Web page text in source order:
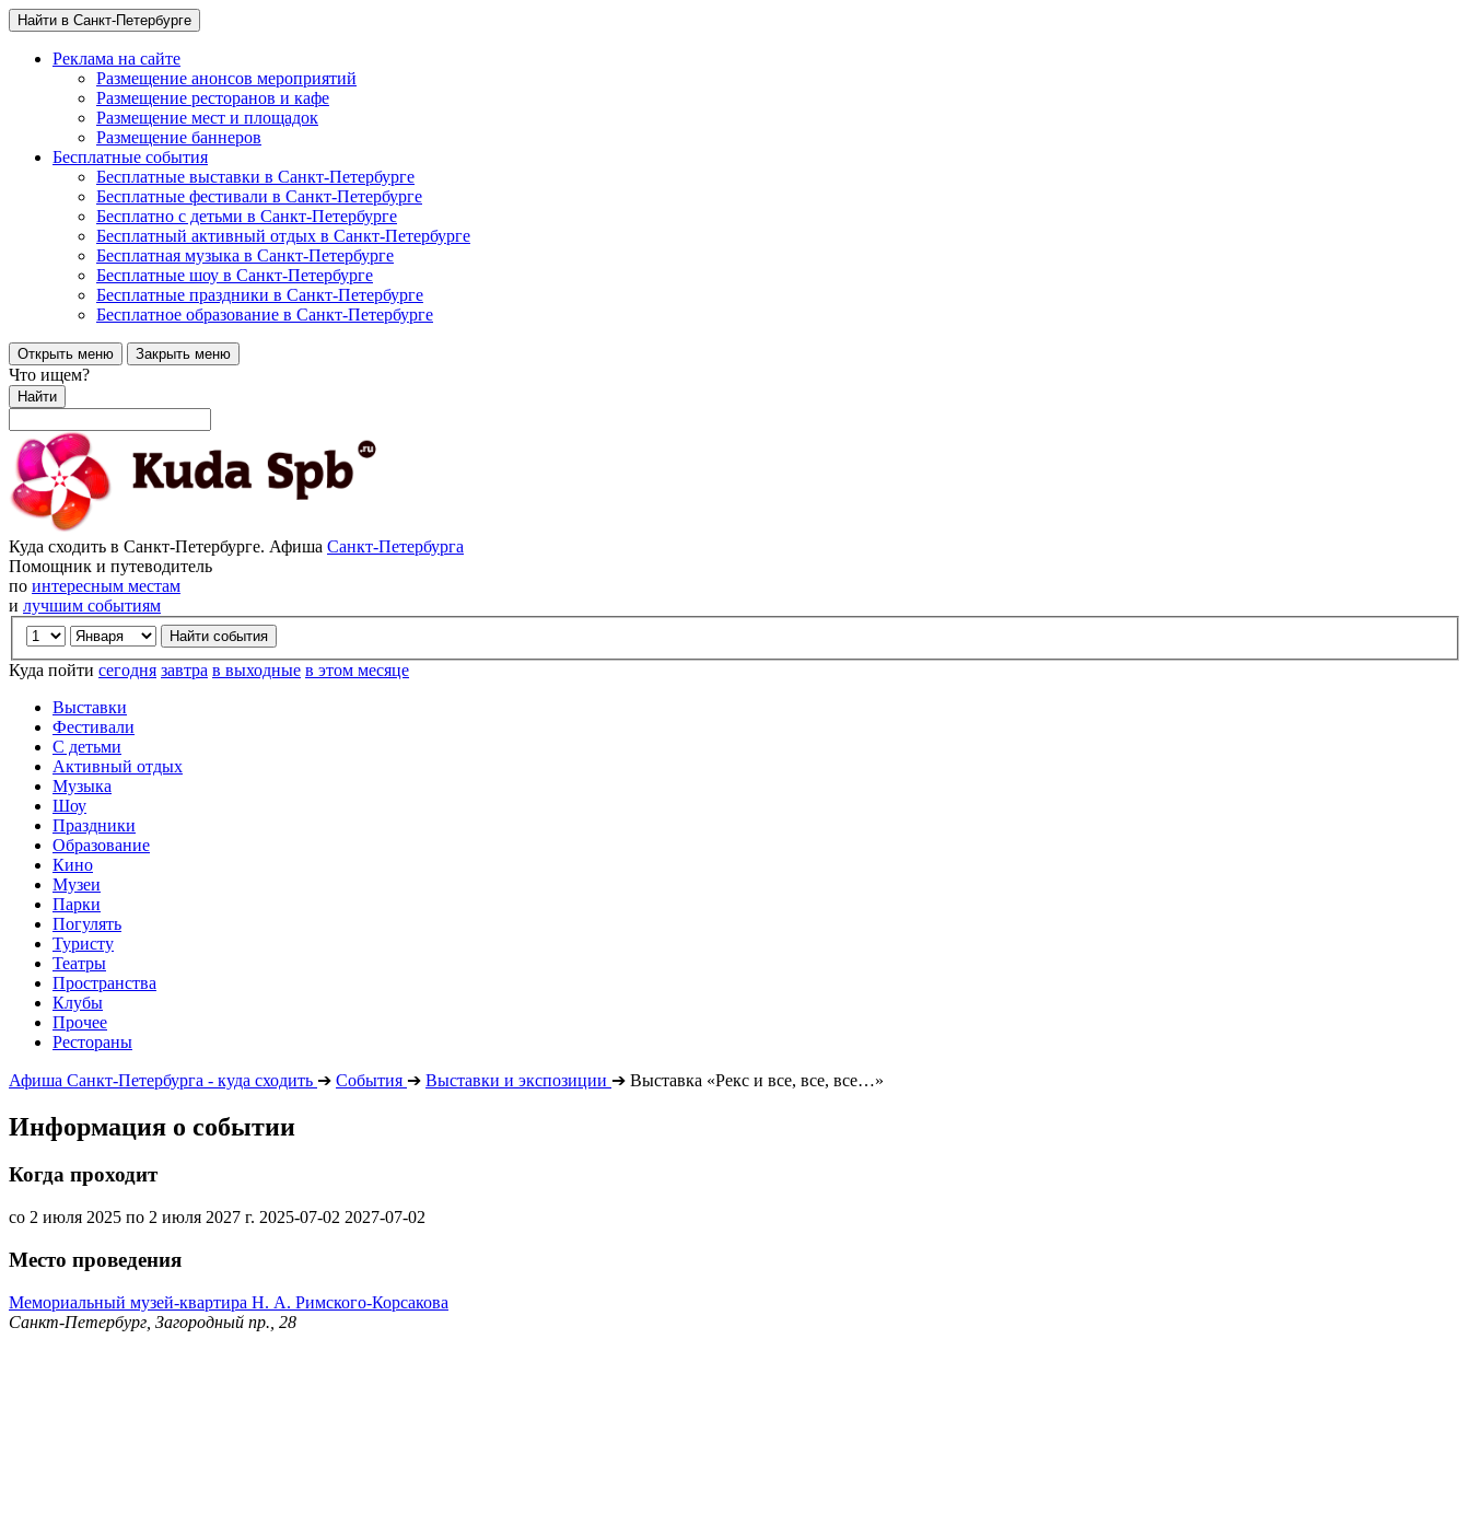
Найти в Санкт-Петербурге
Реклама на сайте
Размещение анонсов мероприятий
Размещение ресторанов и кафе
Размещение мест и площадок
Размещение баннеров
Бесплатные события
Бесплатные выставки в Санкт-Петербурге
Бесплатные фестивали в Санкт-Петербурге
Бесплатно с детьми в Санкт-Петербурге
Бесплатный активный отдых в Санкт-Петербурге
Бесплатная музыка в Санкт-Петербурге
Бесплатные шоу в Санкт-Петербурге
Бесплатные праздники в Санкт-Петербурге
Бесплатное образование в Санкт-Петербурге
Открыть меню Закрыть меню
Что ищем?
Найти
Куда сходить в Санкт-Петербурге. Афиша Санкт-Петербурга
Помощник и путеводитель
по интересным местам
и лучшим событиям
Куда пойти сегодня завтра в выходные в этом месяце
Выставки
Фестивали
С детьми
Активный отдых
Музыка
Шоу
Праздники
Образование
Кино
Музеи
Парки
Погулять
Туристу
Театры
Пространства
Клубы
Прочее
Рестораны
Афиша Санкт-Петербурга - куда сходить ➔ События ➔ Выставки и экспозиции ➔ Выставка «Рекс и все, все, все…»
Информация о событии
Когда проходит
со 2 июля 2025 по 2 июля 2027 г. 2025-07-02 2027-07-02
Место проведения
Мемориальный музей-квартира Н. А. Римского-Корсакова
Санкт-Петербург, Загородный пр., 28